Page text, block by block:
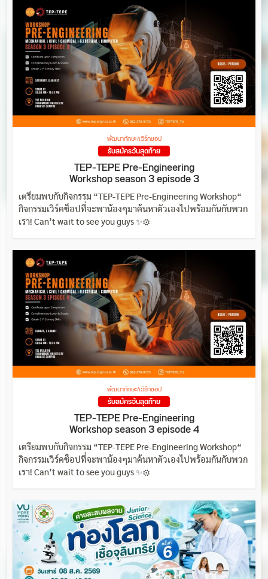
พัฒนาทักษะ/เวิร์กชอป
รับสมัครวันสุดท้าย
TEP-TEPE Pre-Engineering
Workshop season 3 episode 3
️️เตรียมพบกับกิจกรรม “TEP-TEPE Pre-Engineering Workshop“
กิจกรรมเวิร์คช็อปที่จะพาน้องๆมาค้นหาตัวเองไปพร้อมกันกับพวก
เรา! Can’t wait to see you guys ✨⚙️
พัฒนาทักษะ/เวิร์กชอป
รับสมัครวันสุดท้าย
TEP-TEPE Pre-Engineering
Workshop season 3 episode 4
เตรียมพบกับกิจกรรม “TEP-TEPE Pre-Engineering Workshop“
กิจกรรมเวิร์คช็อปที่จะพาน้องๆมาค้นหาตัวเองไปพร้อมกันกับพวก
เรา! Can’t wait to see you guys ✨⚙️